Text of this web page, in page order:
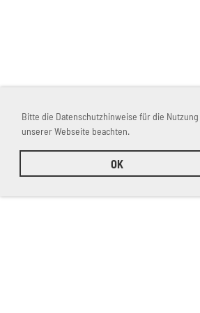
Bitte die Datenschutzhinweise für die Nutzung
unserer Webseite beachten.
OK